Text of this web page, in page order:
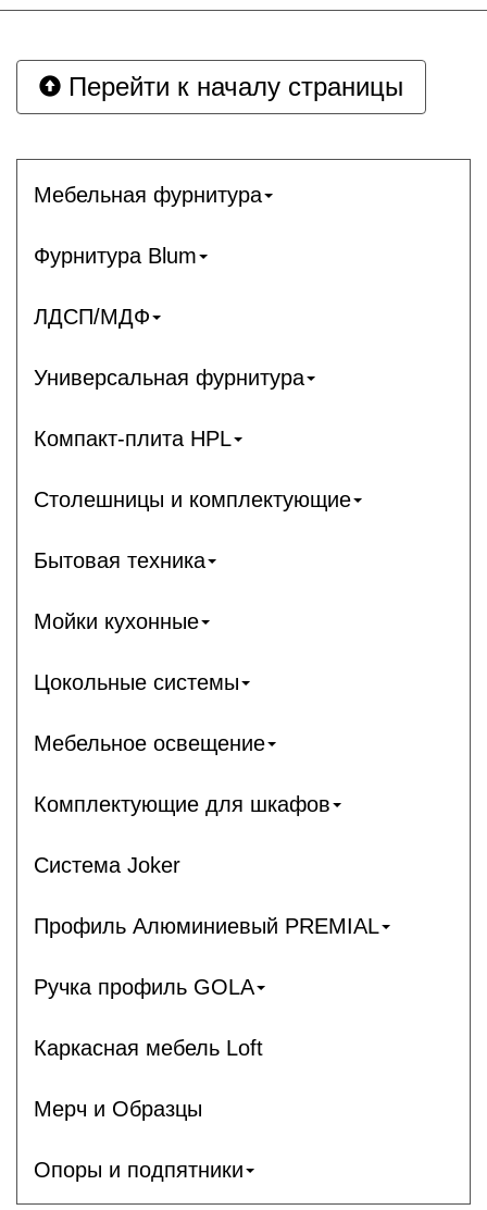
Перейти к началу страницы
Мебельная фурнитура
Фурнитура Blum
ЛДСП/МДФ
Универсальная фурнитура
Компакт-плита HPL
Столешницы и комплектующие
Бытовая техника
Мойки кухонные
Цокольные системы
Мебельное освещение
Комплектующие для шкафов
Система Joker
Профиль Алюминиевый PREMIAL
Ручка профиль GOLA
Каркасная мебель Loft
Мерч и Образцы
Опоры и подпятники